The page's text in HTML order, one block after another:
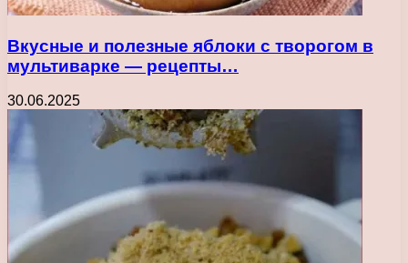
Вкусные и полезные яблоки с творогом в
мультиварке — рецепты…
30.06.2025